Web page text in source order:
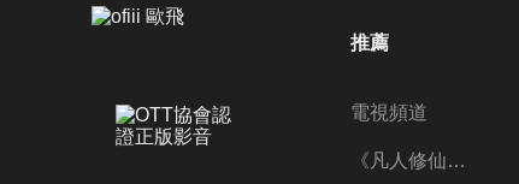
推薦
電視頻道
《凡人修仙傳》第五季全新開播✨